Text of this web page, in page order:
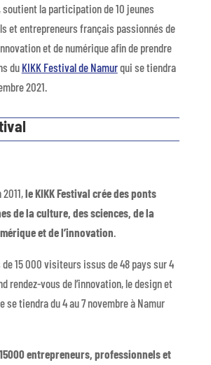
soutient la participation de 10 jeunes
et entrepreneurs français passionnés de
et de numérique afin de prendre
duKIKK Festival de Namurqui se tiendra
2021.
le KIKK Festival crée des ponts
de la culture, des sciences, de la
et de l’innovation
de 15 000 visiteurs issus de 48 pays sur 4
rendez-vous de l’innovation, le design et
se tiendra du 4 au 7 novembre à Namur
entrepreneurs, professionnels et